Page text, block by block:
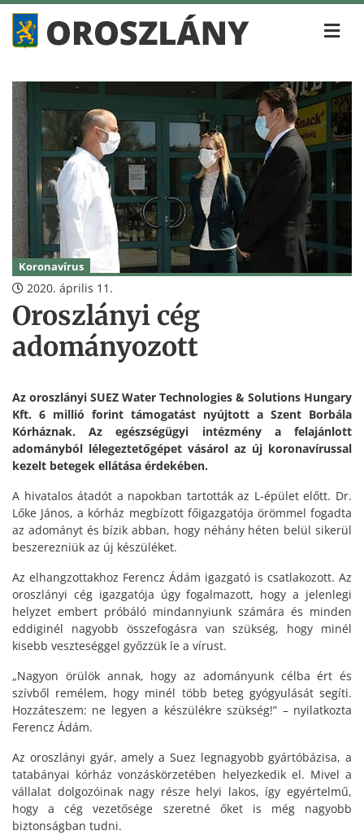
Koronavírus
2020. április 11.
Oroszlányi cég
adományozott
Az oroszlányi SUEZ Water Technologies & Solutions Hungary
Kft. 6 millió forint támogatást nyújtott a Szent Borbála
Kórháznak. Az egészségügyi intézmény a felajánlott
adományból lélegeztetőgépet vásárol az új koronavírussal
kezelt betegek ellátása érdekében.
A hivatalos átadót a napokban tartották az L-épület előtt. Dr.
Lőke János, a kórház megbízott főigazgatója örömmel fogadta
az adományt és bízik abban, hogy néhány héten belül sikerül
beszerezniük az új készüléket.
Az elhangzottakhoz Ferencz Ádám igazgató is csatlakozott. Az
oroszlányi cég igazgatója úgy fogalmazott, hogy a jelenlegi
helyzet embert próbáló mindannyiunk számára és minden
eddiginél nagyobb összefogásra van szükség, hogy minél
kisebb veszteséggel győzzük le a vírust.
„Nagyon örülök annak, hogy az adományunk célba ért és
szívből remélem, hogy minél több beteg gyógyulását segíti.
Hozzáteszem: ne legyen a készülékre szükség!” – nyilatkozta
Ferencz Ádám.
Az oroszlányi gyár, amely a Suez legnagyobb gyártóbázisa, a
tatabányai kórház vonzáskörzetében helyezkedik el. Mivel a
vállalat dolgozóinak nagy része helyi lakos, így egyértelmű,
hogy a cég vezetősége szeretné őket is még nagyobb
biztonságban tudni.